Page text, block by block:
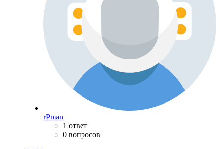
rPman
1 ответ
0 вопросов